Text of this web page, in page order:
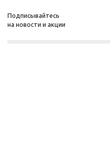
Подписывайтесь
на новости и акции